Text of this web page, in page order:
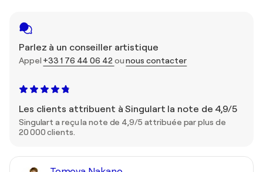
Parlez à un conseiller artistique
Appel +33 1 76 44 06 42 ounous contacter
Les clients attribuent à Singulart la note de 4,9/5
Singulart a reçu la note de 4,9/5 attribuée par plus de
20 000 clients.